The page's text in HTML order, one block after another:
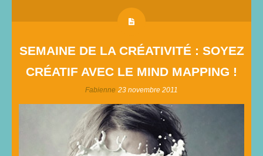
SEMAINE DE LA CRÉATIVITÉ : SOYEZ
CRÉATIF AVEC LE MIND MAPPING !
Fabienne 23 novembre 2011